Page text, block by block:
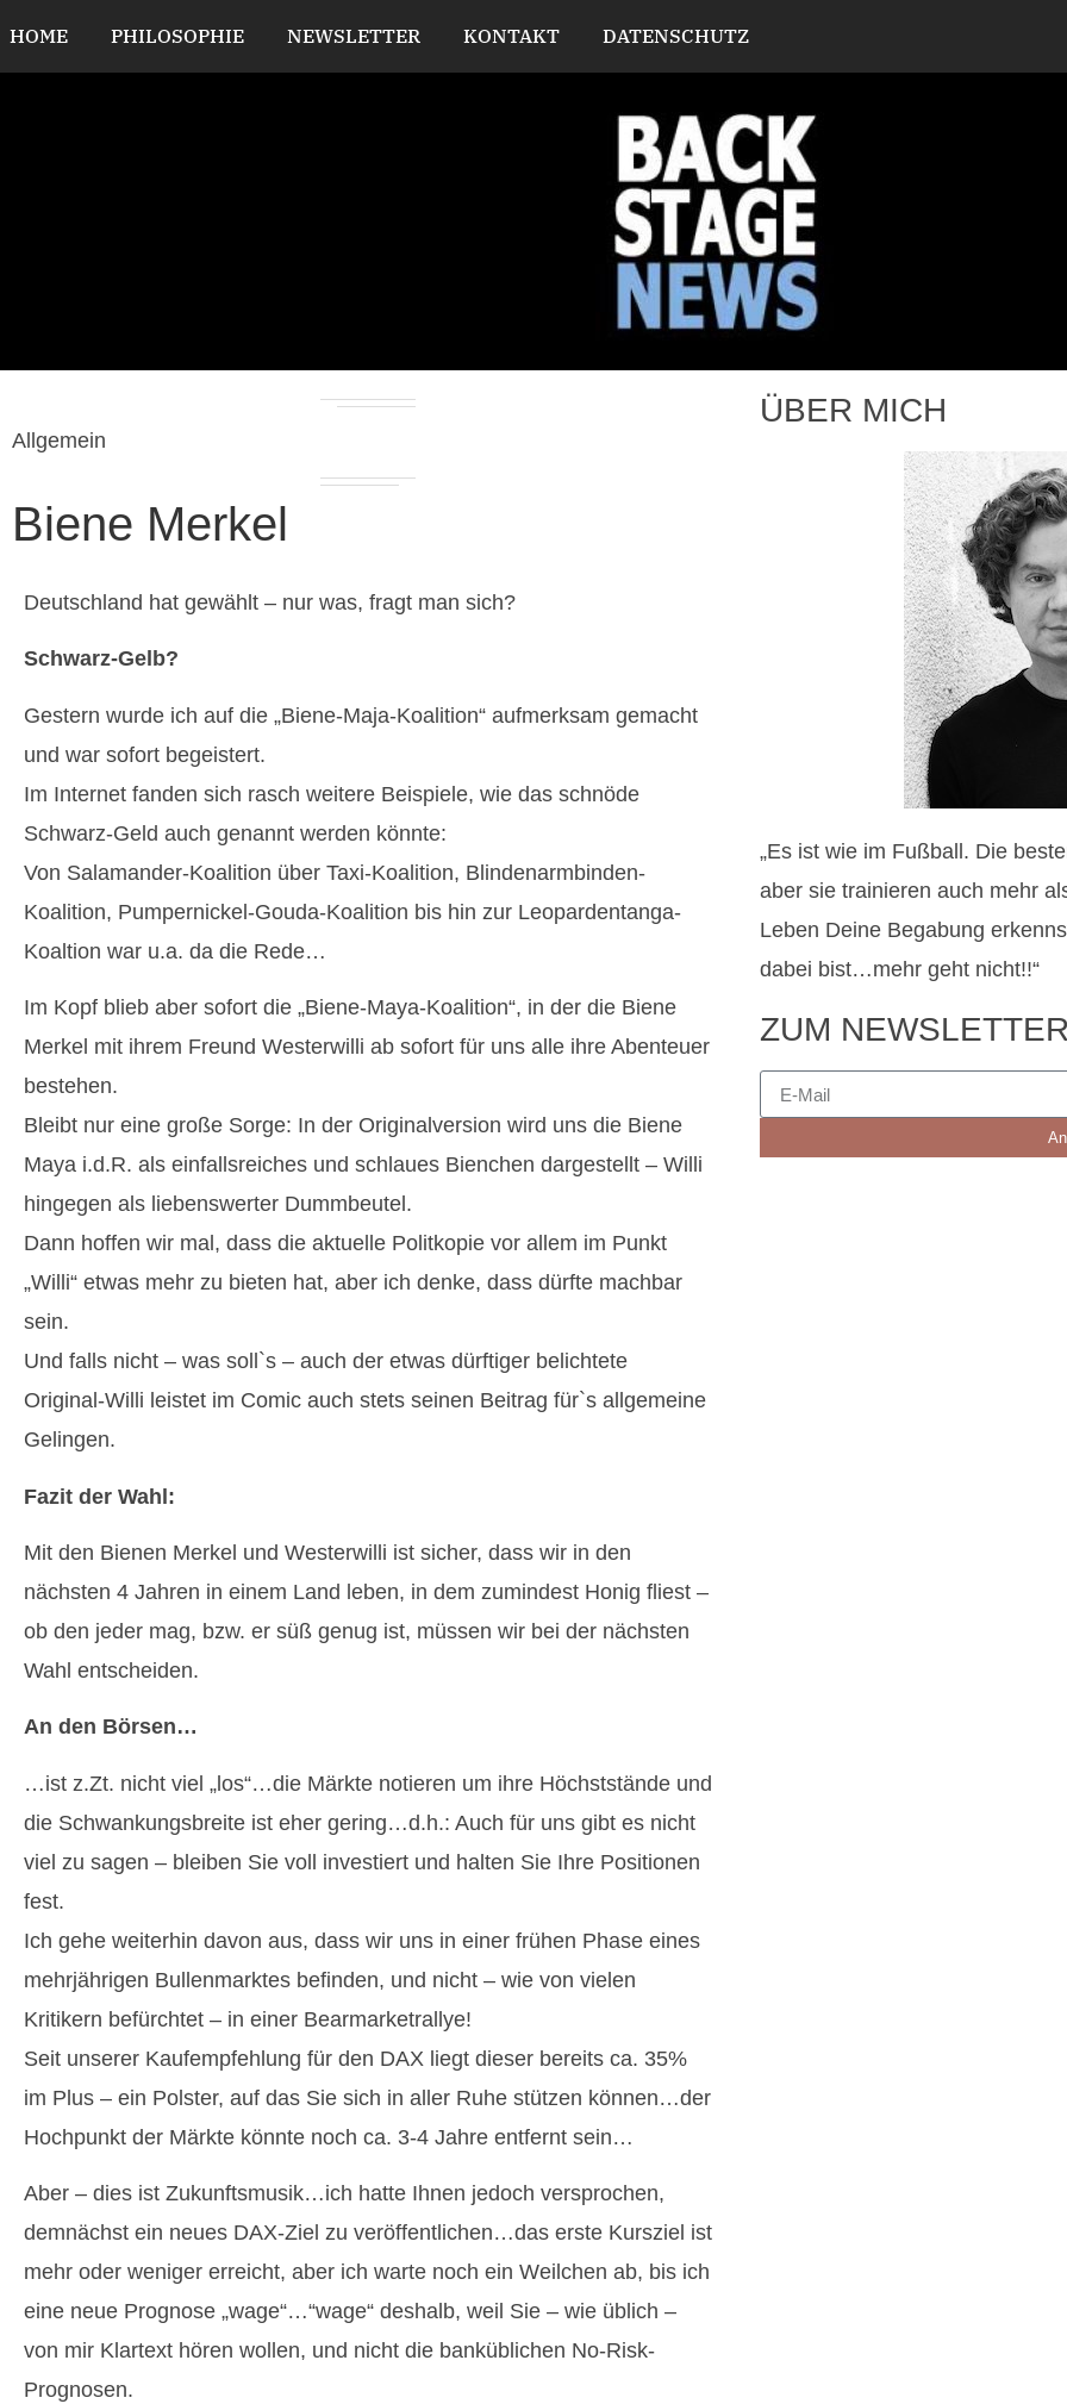
HOME PHILOSOPHIE NEWSLETTER KONTAKT DATENSCHUTZ
Allgemein
Biene Merkel
Deutschland hat gewählt – nur was, fragt man sich?
Schwarz-Gelb?
Gestern wurde ich auf die „Biene-Maja-Koalition“ aufmerksam gemacht
und war sofort begeistert.
Im Internet fanden sich rasch weitere Beispiele, wie das schnöde
Schwarz-Geld auch genannt werden könnte:
Von Salamander-Koalition über Taxi-Koalition, Blindenarmbinden-
Koalition, Pumpernickel-Gouda-Koalition bis hin zur Leopardentanga-
Koaltion war u.a. da die Rede…
Im Kopf blieb aber sofort die „Biene-Maya-Koalition“, in der die Biene
Merkel mit ihrem Freund Westerwilli ab sofort für uns alle ihre Abenteuer
bestehen.
Bleibt nur eine große Sorge: In der Originalversion wird uns die Biene
Maya i.d.R. als einfallsreiches und schlaues Bienchen dargestellt – Willi
hingegen als liebenswerter Dummbeutel.
Dann hoffen wir mal, dass die aktuelle Politkopie vor allem im Punkt
„Willi“ etwas mehr zu bieten hat, aber ich denke, dass dürfte machbar
sein.
Und falls nicht – was soll`s – auch der etwas dürftiger belichtete
Original-Willi leistet im Comic auch stets seinen Beitrag für`s allgemeine
Gelingen.
Fazit der Wahl:
Mit den Bienen Merkel und Westerwilli ist sicher, dass wir in den
nächsten 4 Jahren in einem Land leben, in dem zumindest Honig fliest –
ob den jeder mag, bzw. er süß genug ist, müssen wir bei der nächsten
Wahl entscheiden.
An den Börsen…
…ist z.Zt. nicht viel „los“…die Märkte notieren um ihre Höchststände und
die Schwankungsbreite ist eher gering…d.h.: Auch für uns gibt es nicht
viel zu sagen – bleiben Sie voll investiert und halten Sie Ihre Positionen
fest.
Ich gehe weiterhin davon aus, dass wir uns in einer frühen Phase eines
mehrjährigen Bullenmarktes befinden, und nicht – wie von vielen
Kritikern befürchtet – in einer Bearmarketrallye!
Seit unserer Kaufempfehlung für den DAX liegt dieser bereits ca. 35%
im Plus – ein Polster, auf das Sie sich in aller Ruhe stützen können…der
Hochpunkt der Märkte könnte noch ca. 3-4 Jahre entfernt sein…
Aber – dies ist Zukunftsmusik…ich hatte Ihnen jedoch versprochen,
demnächst ein neues DAX-Ziel zu veröffentlichen…das erste Kursziel ist
mehr oder weniger erreicht, aber ich warte noch ein Weilchen ab, bis ich
eine neue Prognose „wage“…“wage“ deshalb, weil Sie – wie üblich –
von mir Klartext hören wollen, und nicht die banküblichen No-Risk-
Prognosen.
ÜBER MICH
„Es ist wie im Fußball. Die
aber sie trainieren auch mehr
Leben Deine Begabung
dabei bist…mehr geht nicht!!“
ZUM